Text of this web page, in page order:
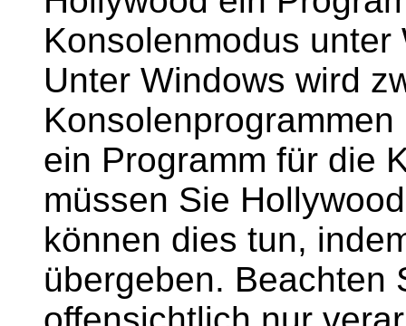
Konsolenmodus
Unter Windows wird
ein Programm für die
müssen Sie
können dies tun,
übergeben. Beachten